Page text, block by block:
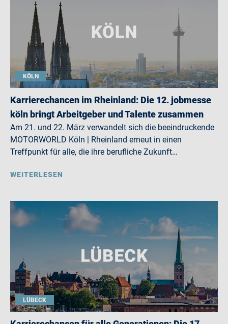
KÖLN
Karrierechancen im Rheinland: Die 12. jobmesse
köln bringt Arbeitgeber und Talente zusammen
Am 21. und 22. März verwandelt sich die beeindruckende
MOTORWORLD Köln | Rheinland erneut in einen
Treffpunkt für alle, die ihre berufliche Zukunft…
WEITERLESEN
LÜBECK